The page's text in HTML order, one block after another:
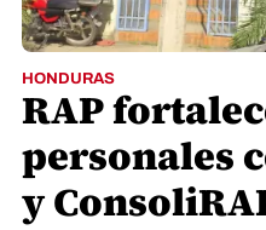
HONDURAS
RAP
personales
y